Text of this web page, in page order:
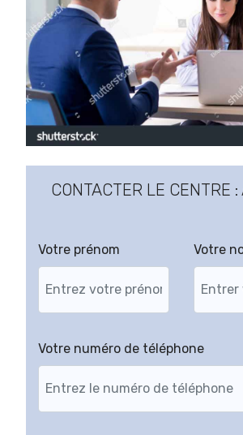
CONTACTER LE CENTRE
Votre prénom Votre
Votre numéro de téléphone